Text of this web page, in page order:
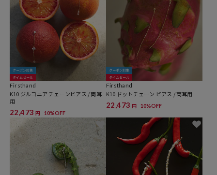
クーポン対象
タイムセール
Firsthand
K10 ジルコニア チェーンピアス / 両耳
用
22,473 円 10%OFF
クーポン対象
タイムセール
Firsthand
K10 ドットチェーン ピアス / 両耳用
22,473 円 10%OFF